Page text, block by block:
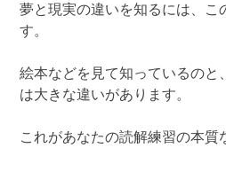
夢と現実の違いを知るには、こ
す。
絵本などを見て知っているのと
は大きな違いがあります。
これがあなたの読解練習の本質